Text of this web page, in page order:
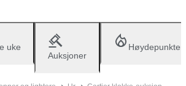
uke
Auksjoner
Høydepunkter